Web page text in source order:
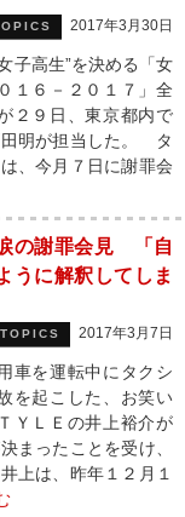
2017年3月30日
子高生”を決める「女
１６－２０１７」全
２９日、東京都内で
明が担当した。 タ
、今月７日に謝罪会
の謝罪会見 「自
うに解釈してしま
TOPICS 2017年3月7日
車を運転中にタクシ
を起こした、お笑い
ＹＬＥの井上裕介が
まったことを受け、
上は、昨年１２月１